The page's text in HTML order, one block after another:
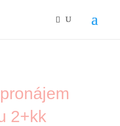
2+kk